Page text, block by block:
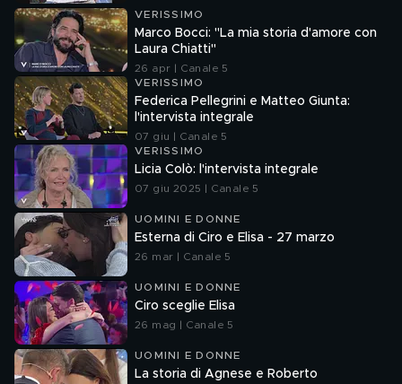
VERISSIMO
Marco Bocci: "La mia storia d'amore con
Laura Chiatti"
26 apr | Canale 5
VERISSIMO
Federica Pellegrini e Matteo Giunta:
l'intervista integrale
07 giu | Canale 5
VERISSIMO
Licia Colò: l'intervista integrale
07 giu 2025 | Canale 5
UOMINI E DONNE
Esterna di Ciro e Elisa - 27 marzo
26 mar | Canale 5
UOMINI E DONNE
Ciro sceglie Elisa
26 mag | Canale 5
UOMINI E DONNE
La storia di Agnese e Roberto